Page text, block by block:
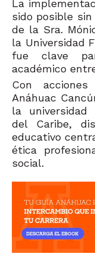
La
sido posible
de la Sra.
la Universidad
fue clave
académico
Con
Anáhuac
la universidad
del Caribe,
educativo
ética
social.